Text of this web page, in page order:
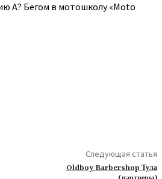
А? Бегом в мотошколу «Moto
Следующая статья
Oldboy Barbershop Тула